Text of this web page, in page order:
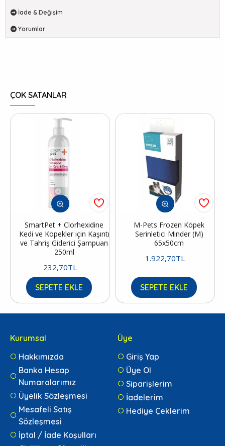
İade & Değişim
Yorumlar
ÇOK SATANLAR
SmartPet + Clorhexidine
Kedi ve Köpekler için Kaşıntı
ve Tahriş Giderici Şampuan
250ml
232,70TL
SEPETE EKLE
M-Pets Frozen Köpek
Serinletici Minder (M)
65x50cm
1.922,70TL
SEPETE EKLE
Kurumsal
Hakkımızda
Banka Hesap
Numaralarımız
Üyelik Sözleşmesi
Mesafeli Satış
Sözleşmesi
İptal / İade Koşulları
Üye
Giriş Yap
Üye Ol
Siparişlerim
İadelerim
Hediye Çeklerim